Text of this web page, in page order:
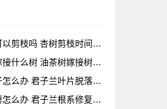
枝吗 杏树剪枝时间及剪枝方法
么树 油茶树嫁接树种及嫁接方
办 君子兰叶片脱落全解析
么办 君子兰根系修复技巧